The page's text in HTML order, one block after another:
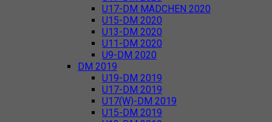
U17-DM MÄDCHEN 2020
U15-DM 2020
U13-DM 2020
U11-DM 2020
U9-DM 2020
DM 2019
U19-DM 2019
U17-DM 2019
U17(W)-DM 2019
U15-DM 2019